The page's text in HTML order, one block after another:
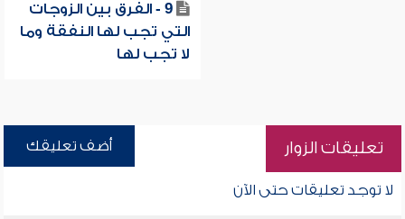
9 - الفرق بين الزوجات
التي تجب لها النفقة وما
لا تجب لها
تعليقات الزوار أضف تعليقك
لا توجد تعليقات حتى الآن